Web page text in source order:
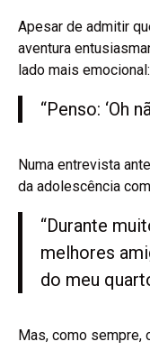
Apesar de admitir
aventura
lado mais emocional:
“Penso: ‘Oh
Numa entrevista
da adolescência
“Durante
melhores
do meu
Mas, como sempre,